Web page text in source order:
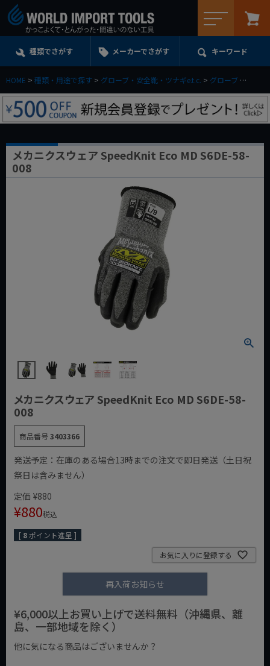
種類でさがす メーカーでさがす キーワード
HOME 種類・用途で探す グローブ・安全靴・ツナギe.t.c. グローブ
メカニクスウェア SpeedKnit Eco MD S6DE-58-
008
メカニクスウェア SpeedKnit Eco MD S6DE-58-
008
商品番号3403366
発送予定：在庫のある場合13時までの注文で即日発送（土日祝
祭日は含みません）
定価 ¥880
¥880税込
[ 8ポイント進呈 ]
お気に入りに登録する
再入荷お知らせ
¥6,000以上お買い上げで送料無料（沖縄県、離
島、一部地域を除く）
他に気になる商品はございませんか？